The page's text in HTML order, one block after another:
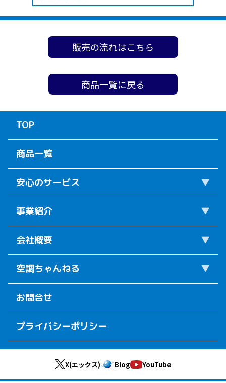
販売の流れはこちら
商品一覧に戻る
X(エックス) Blog YouTube
TOP
商品一覧
安心のサービス
事業紹介
会社概要
空調ちゃんねる
お問合せ
プライバシーポリシー